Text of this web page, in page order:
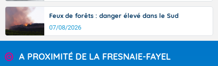
Feux de forêts : danger élevé dans le Sud
07/08/2026
A PROXIMITÉ DE LA FRESNAIE-FAYEL